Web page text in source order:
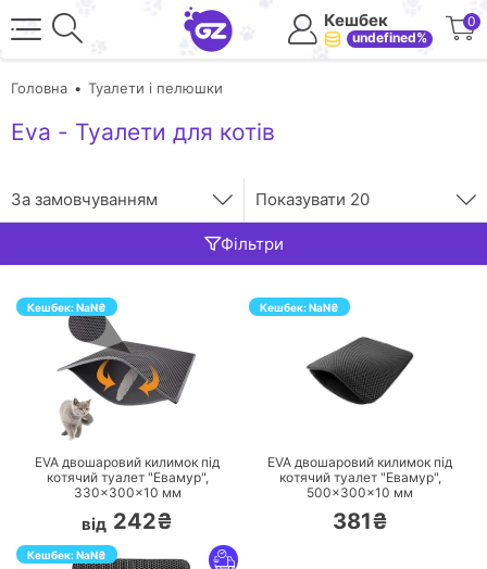
Кешбек
undefined%
0
Головна Туалети і пелюшки
Eva - Туалети для котів
За замовчуванням Показувати 20
Фільтри
Кешбек:NaN₴
EVA двошаровий килимок під
котячий туалет "Евамур",
330×300×10 мм
від 242₴
Кешбек:NaN₴
EVA двошаровий килимок під
котячий туалет "Евамур",
500×300×10 мм
381₴
Кешбек:NaN₴